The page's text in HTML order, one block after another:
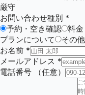
厳守
お問い合わせ種別 *
予約・空き確認
料
プランについて
その
お名前 *
メールアドレス *
電話番号
（任意）